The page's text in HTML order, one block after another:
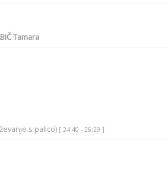
Tamara
s palico) [ 24:40 - 26:29 ]